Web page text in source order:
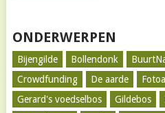
ONDERWERPEN
Bijengilde Bollendonk
Crowdfunding
De aarde
Gerard's voedselbos
Gildebos